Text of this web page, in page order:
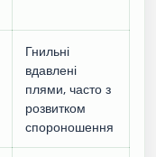
Гнильні
вдавлені
плями, часто з
розвитком
спороношення